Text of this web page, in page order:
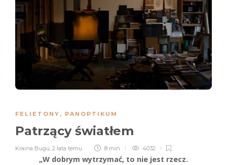
FELIETONY , PANOPTIKUM
Patrzący światłem
Kraina Bugu, 2 lata temu 8 min 4032
„W dobrym wytrzymać, to nie jest rzecz.